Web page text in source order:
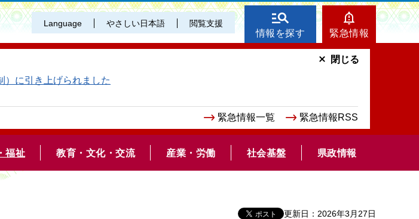
Language やさしい日本語 閲覧支援
情報を探す 緊急情報
）に引き上げられました
緊急情報一覧 緊急情報RSS
閉じる
福祉 教育・文化・交流 産業・労働 社会基盤 県政情報
更新日：2026年3月27日